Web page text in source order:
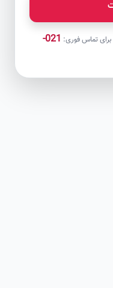
فوری:
021-